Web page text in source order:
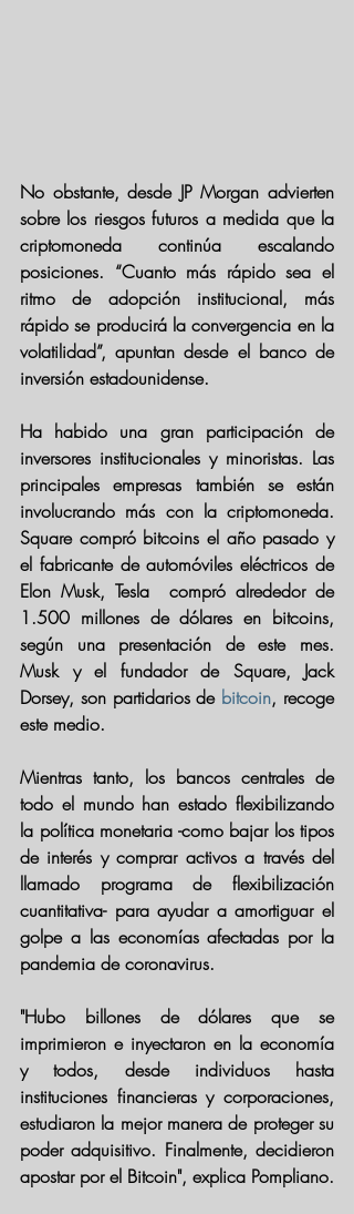
No obstante, desde JP Morgan advierten
sobre los riesgos futuros a medida que la
criptomoneda continúa escalando
posiciones. “Cuanto más rápido sea el
ritmo de adopción institucional, más
rápido se producirá la convergencia en la
volatilidad”, apuntan desde el banco de
inversión estadounidense.
Ha habido una gran participación de
inversores institucionales y minoristas. Las
principales empresas también se están
involucrando más con la criptomoneda.
Square compró bitcoins el año pasado y
el fabricante de automóviles eléctricos de
Elon Musk, Tesla  compró alrededor de
1.500 millones de dólares en bitcoins,
según una presentación de este mes.
Musk y el fundador de Square, Jack
Dorsey, son partidarios de bitcoin, recoge
este medio.
Mientras tanto, los bancos centrales de
todo el mundo han estado flexibilizando
la política monetaria -como bajar los tipos
de interés y comprar activos a través del
llamado programa de flexibilización
cuantitativa- para ayudar a amortiguar el
golpe a las economías afectadas por la
pandemia de coronavirus.
"Hubo billones de dólares que se
imprimieron e inyectaron en la economía
y todos, desde individuos hasta
instituciones financieras y corporaciones,
estudiaron la mejor manera de proteger su
poder adquisitivo. Finalmente, decidieron
apostar por el Bitcoin", explica Pompliano.